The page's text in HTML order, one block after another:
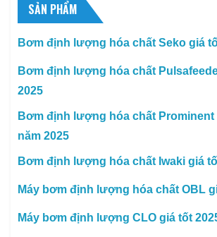
SẢN PHẨM
Bơm định lượng hóa chất Seko giá
Bơm định lượng hóa chất
2025
Bơm định lượng hóa chất Prominent
năm 2025
Bơm định lượng hóa chất Iwaki giá
Máy bơm định lượng hóa chất OBL
Máy bơm định lượng CLO giá tốt